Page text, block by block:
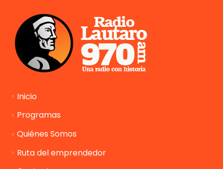
Inicio
Programas
Quiénes Somos
Ruta del emprendedor